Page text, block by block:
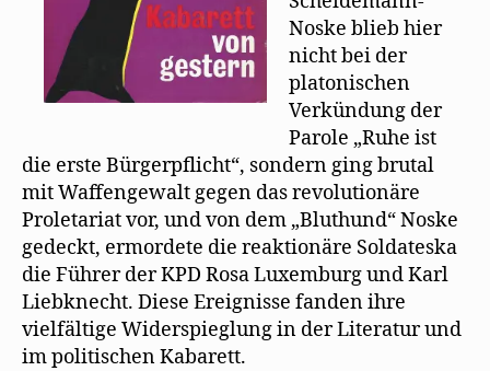
Noske blieb hier
nicht bei der
platonischen
Verkündung der
Parole „Ruhe ist
die erste Bürgerpﬂicht“, sondern ging brutal
mit Waffengewalt gegen das revolutionäre
Proletariat vor, und von dem „Bluthund“ Noske
gedeckt, ermordete die reaktionäre Soldateska
die Führer der KPD Rosa Luxemburg und Karl
Liebknecht. Diese Ereignisse fanden ihre
vielfältige Widerspieglung in der Literatur und
im politischen Kabarett.